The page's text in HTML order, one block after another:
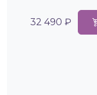
32 490 ₽